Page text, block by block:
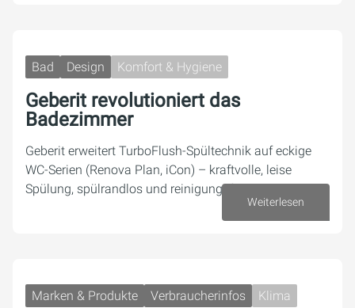
Bad Design Komfort & Hygiene
Geberit revolutioniert das
Badezimmer
Geberit erweitert TurboFlush-Spültechnik auf eckige
WC-Serien (Renova Plan, iCon) – kraftvolle, leise
Spülung, spülrandlos und reinigungsfreundlich
Weiterlesen
Marken & Produkte Verbraucherinfos Klima